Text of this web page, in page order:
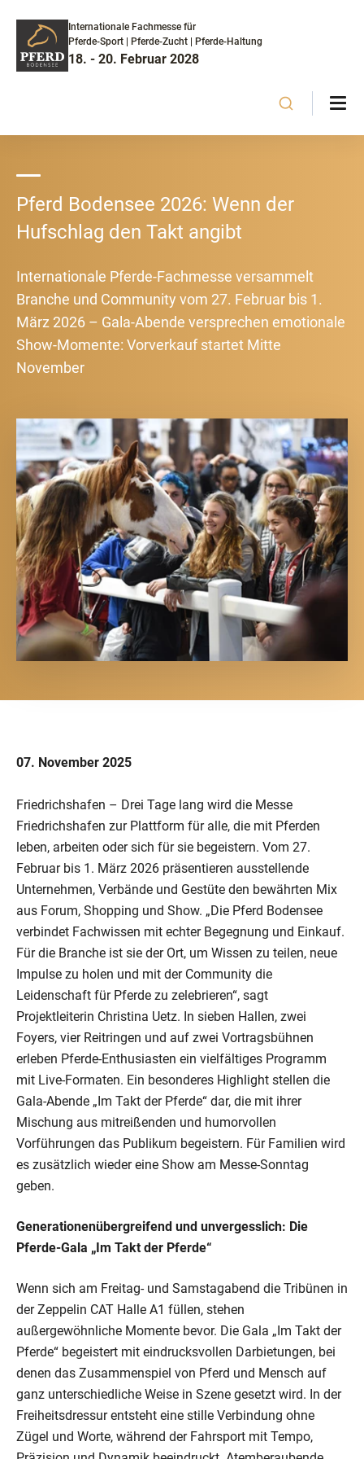
Internationale Fachmesse für
Pferde-Sport | Pferde-Zucht | Pferde-Haltung
18. - 20. Februar 2028
Pferd Bodensee 2026: Wenn der
Hufschlag den Takt angibt
Internationale Pferde-Fachmesse versammelt
Branche und Community vom 27. Februar bis 1.
März 2026 – Gala-Abende versprechen emotionale
Show-Momente: Vorverkauf startet Mitte
November
07. November 2025
Friedrichshafen – Drei Tage lang wird die Messe
Friedrichshafen zur Plattform für alle, die mit Pferden
leben, arbeiten oder sich für sie begeistern. Vom 27.
Februar bis 1. März 2026 präsentieren ausstellende
Unternehmen, Verbände und Gestüte den bewährten Mix
aus Forum, Shopping und Show. „Die Pferd Bodensee
verbindet Fachwissen mit echter Begegnung und Einkauf.
Für die Branche ist sie der Ort, um Wissen zu teilen, neue
Impulse zu holen und mit der Community die
Leidenschaft für Pferde zu zelebrieren“, sagt
Projektleiterin Christina Uetz. In sieben Hallen, zwei
Foyers, vier Reitringen und auf zwei Vortragsbühnen
erleben Pferde-Enthusiasten ein vielfältiges Programm
mit Live-Formaten. Ein besonderes Highlight stellen die
Gala-Abende „Im Takt der Pferde“ dar, die mit ihrer
Mischung aus mitreißenden und humorvollen
Vorführungen das Publikum begeistern. Für Familien wird
es zusätzlich wieder eine Show am Messe-Sonntag
geben.
Generationenübergreifend und unvergesslich: Die
Pferde-Gala „Im Takt der Pferde“
Wenn sich am Freitag- und Samstagabend die Tribünen in
der Zeppelin CAT Halle A1 füllen, stehen
außergewöhnliche Momente bevor. Die Gala „Im Takt der
Pferde“ begeistert mit eindrucksvollen Darbietungen, bei
denen das Zusammenspiel von Pferd und Mensch auf
ganz unterschiedliche Weise in Szene gesetzt wird. In der
Freiheitsdressur entsteht eine stille Verbindung ohne
Zügel und Worte, während der Fahrsport mit Tempo,